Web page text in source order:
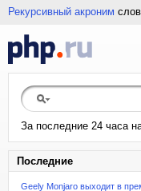
Рекурсивный акроним
За последние 24 часа
Последние
Geely Monjaro выходит в